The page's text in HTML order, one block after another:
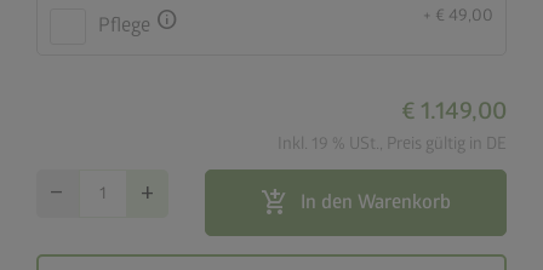
Pflege info + € 49,00
€ 1.149,00
Inkl. 19 % USt., Preis gültig in DE
remove add add_shopping_cart In den Warenkorb